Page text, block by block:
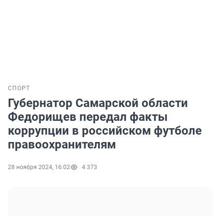
СПОРТ
Губернатор Самарской области
Федорищев передал факты
коррупции в российском футболе
правоохранителям
28 ноября 2024, 16:02 4 373